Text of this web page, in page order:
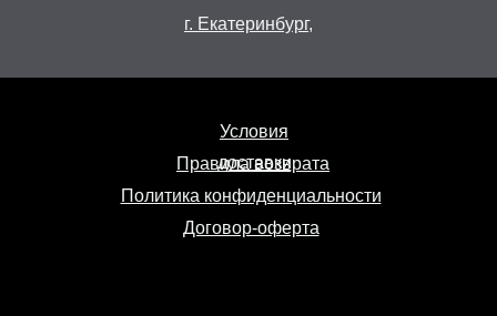
г. Екатеринбург,
Политика конфиденциальности
Условия
доставки
Правила возврата
Договор-оферта